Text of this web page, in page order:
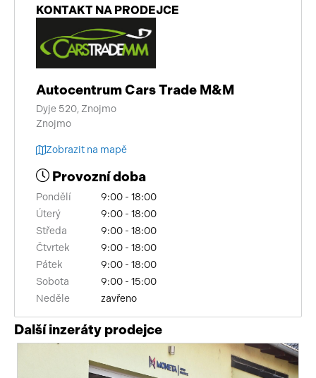
KONTAKT NA PRODEJCE
Autocentrum Cars Trade M&M
Dyje 520, Znojmo
Znojmo
Zobrazit na mapě
Provozní doba
Pondělí
9:00 - 18:00
Úterý
9:00 - 18:00
Středa
9:00 - 18:00
Čtvrtek
9:00 - 18:00
Pátek
9:00 - 18:00
Sobota
9:00 - 15:00
Neděle
zavřeno
Další inzeráty prodejce